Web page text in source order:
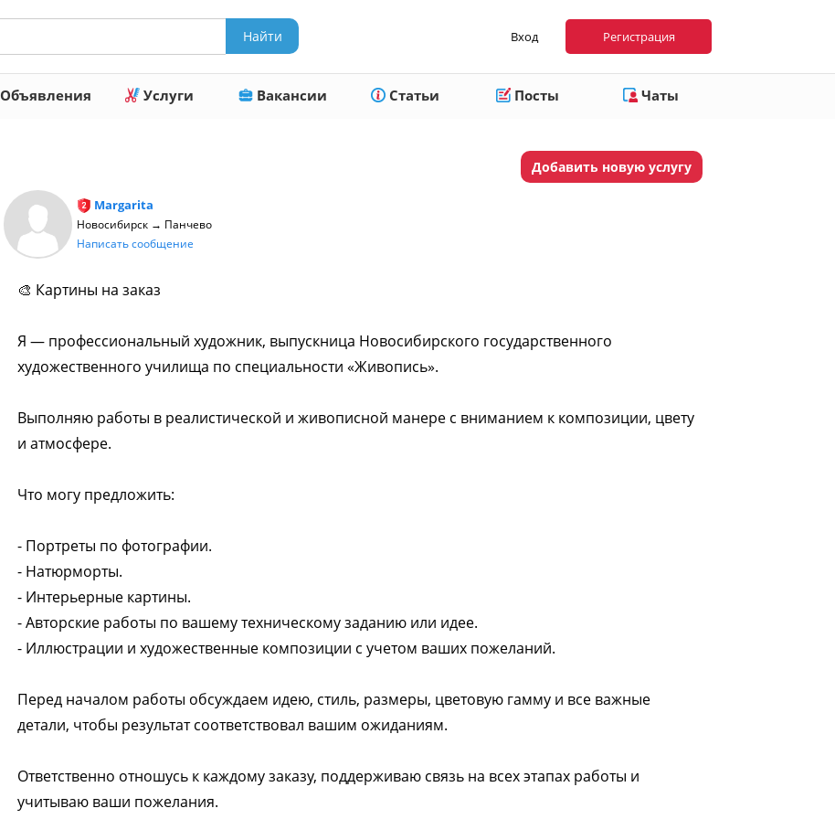
Вход Регистрация
Объявления Услуги Вакансии Статьи Посты Чаты
Добавить новую услугу
Margarita
Новосибирск → Панчево
Написать сообщение
🎨 Картины на заказ
Я — профессиональный художник, выпускница Новосибирского государственного
художественного училища по специальности «Живопись».
Выполняю работы в реалистической и живописной манере с вниманием к композиции, цвету
и атмосфере.
Что могу предложить:
- Портреты по фотографии.
- Натюрморты.
- Интерьерные картины.
- Авторские работы по вашему техническому заданию или идее.
- Иллюстрации и художественные композиции с учетом ваших пожеланий.
Перед началом работы обсуждаем идею, стиль, размеры, цветовую гамму и все важные
детали, чтобы результат соответствовал вашим ожиданиям.
Ответственно отношусь к каждому заказу, поддерживаю связь на всех этапах работы и
учитываю ваши пожелания.